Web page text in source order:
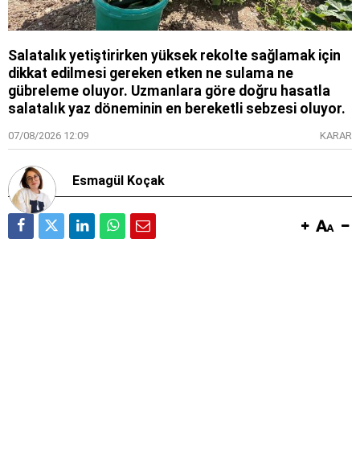
Salatalık yetiştirirken yüksek rekolte sağlamak için
dikkat edilmesi gereken etken ne sulama ne
gübreleme oluyor. Uzmanlara göre doğru hasatla
salatalık yaz döneminin en bereketli sebzesi oluyor.
07/08/2026 12:09 KARAR
Esmagül Koçak